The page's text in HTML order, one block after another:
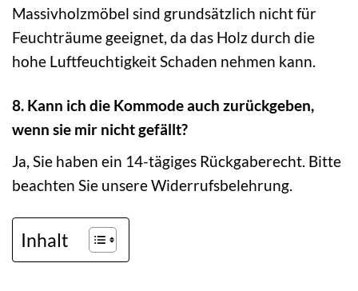
Massivholzmöbel sind grundsätzlich nicht für
Feuchträume geeignet, da das Holz durch die
hohe Luftfeuchtigkeit Schaden nehmen kann.
8. Kann ich die Kommode auch zurückgeben,
wenn sie mir nicht gefällt?
Ja, Sie haben ein 14-tägiges Rückgaberecht. Bitte
beachten Sie unsere Widerrufsbelehrung.
Inhalt